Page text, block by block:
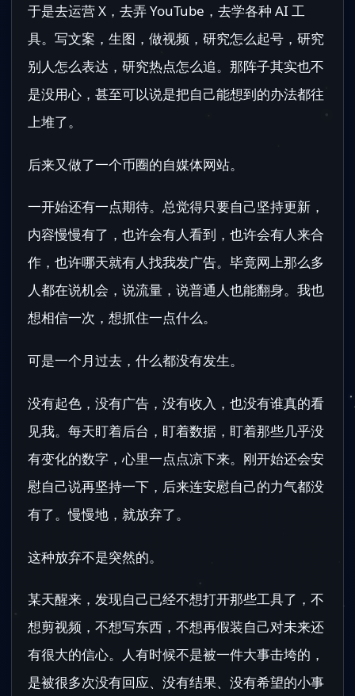
于是去运营 X，去弄 YouTube，去学各种 AI 工
具。写文案，生图，做视频，研究怎么起号，研究
别人怎么表达，研究热点怎么追。那阵子其实也不
是没用心，甚至可以说是把自己能想到的办法都往
上堆了。
后来又做了一个币圈的自媒体网站。
一开始还有一点期待。总觉得只要自己坚持更新，
内容慢慢有了，也许会有人看到，也许会有人来合
作，也许哪天就有人找我发广告。毕竟网上那么多
人都在说机会，说流量，说普通人也能翻身。我也
想相信一次，想抓住一点什么。
可是一个月过去，什么都没有发生。
没有起色，没有广告，没有收入，也没有谁真的看
见我。每天盯着后台，盯着数据，盯着那些几乎没
有变化的数字，心里一点点凉下来。刚开始还会安
慰自己说再坚持一下，后来连安慰自己的力气都没
有了。慢慢地，就放弃了。
这种放弃不是突然的。
某天醒来，发现自己已经不想打开那些工具了，不
想剪视频，不想写东西，不想再假装自己对未来还
有很大的信心。人有时候不是被一件大事击垮的，
是被很多次没有回应、没有结果、没有希望的小事